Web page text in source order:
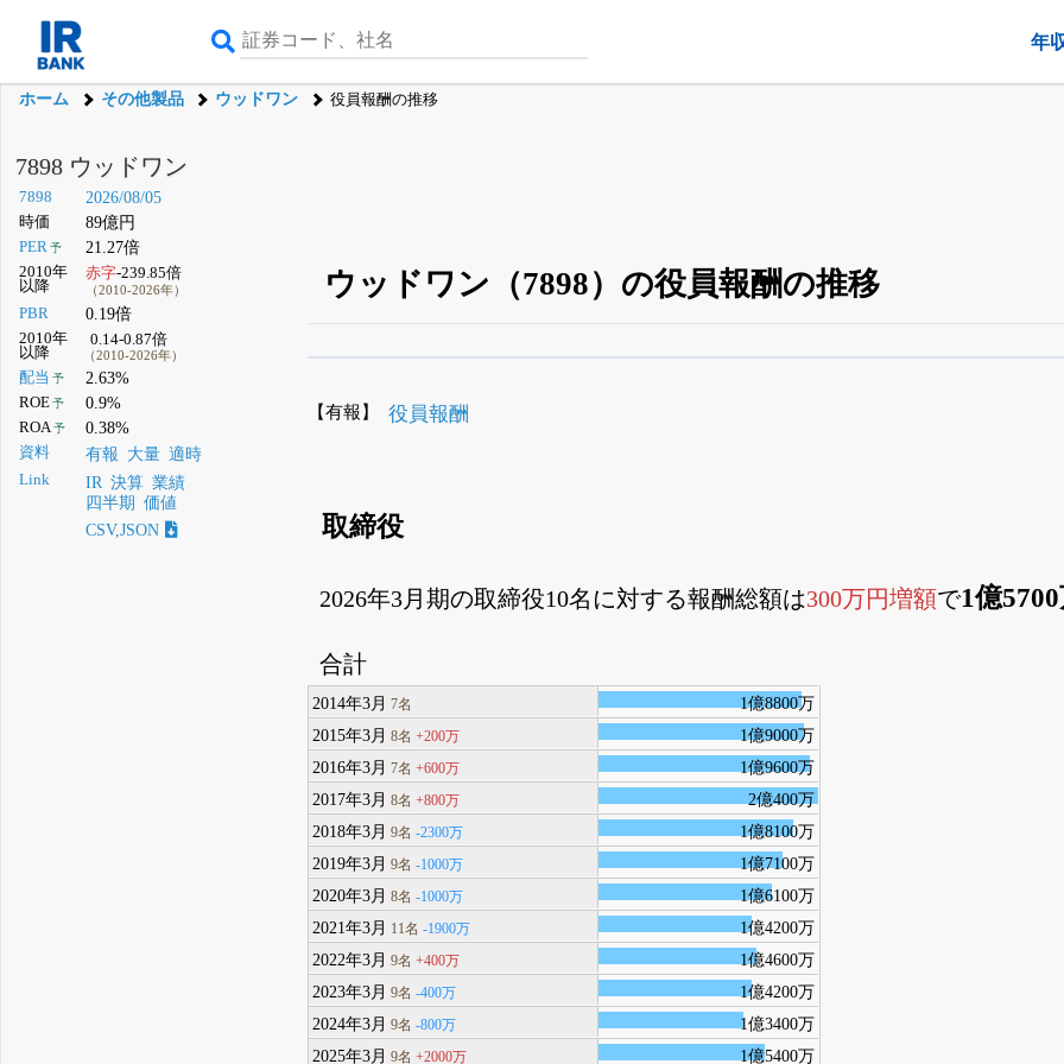
年
ホーム その他製品 ウッドワン 役員報酬の推移
7898 ウッドワン
7898 2026/08/05
時価 89億円
PER予 21.27倍
2010年
以降
赤字-239.85倍
（2010-2026年）
PBR 0.19倍
2010年
以降
0.14-0.87倍
（2010-2026年）
配当 予 2.63%
ROE予 0.9%
ROA 予 0.38%
資料 有報 大量 適時
Link IR 決算 業績
四半期 価値
CSV,JSON
ウッドワン（7898）の役員報酬の推移
【有報】 役員報酬
取締役
2026年3月期の取締役10名に対する報酬総額は300万円増額で1億
合計
2014年3月7名
1億8800万
2015年3月8名 +200万
1億9000万
2016年3月7名 +600万
1億9600万
2017年3月8名 +800万
2億400万
2018年3月9名 -2300万
1億8100万
2019年3月9名 -1000万
1億7100万
2020年3月8名 -1000万
1億6100万
2021年3月 11名 -1900万
1億4200万
2022年3月9名 +400万
1億4600万
2023年3月9名 -400万
1億4200万
2024年3月9名 -800万
1億3400万
2025年3月9名 +2000万 1億5400万